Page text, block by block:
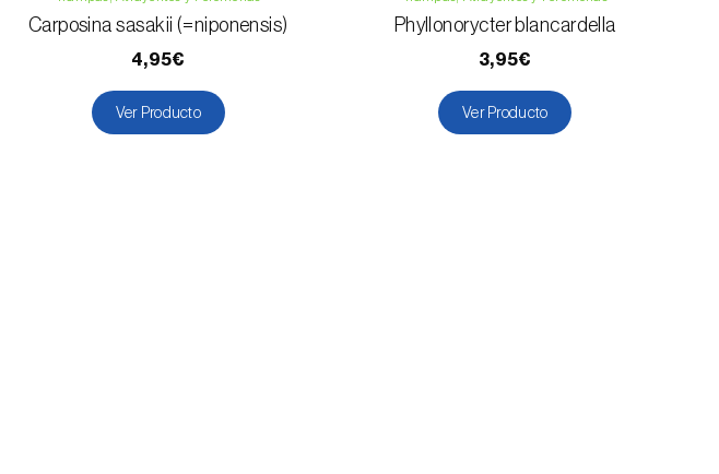
Carposina sasakii (=niponensis)
4,95€
Ver Producto
Phyllonorycter blancardella
3,95€
Ver Producto